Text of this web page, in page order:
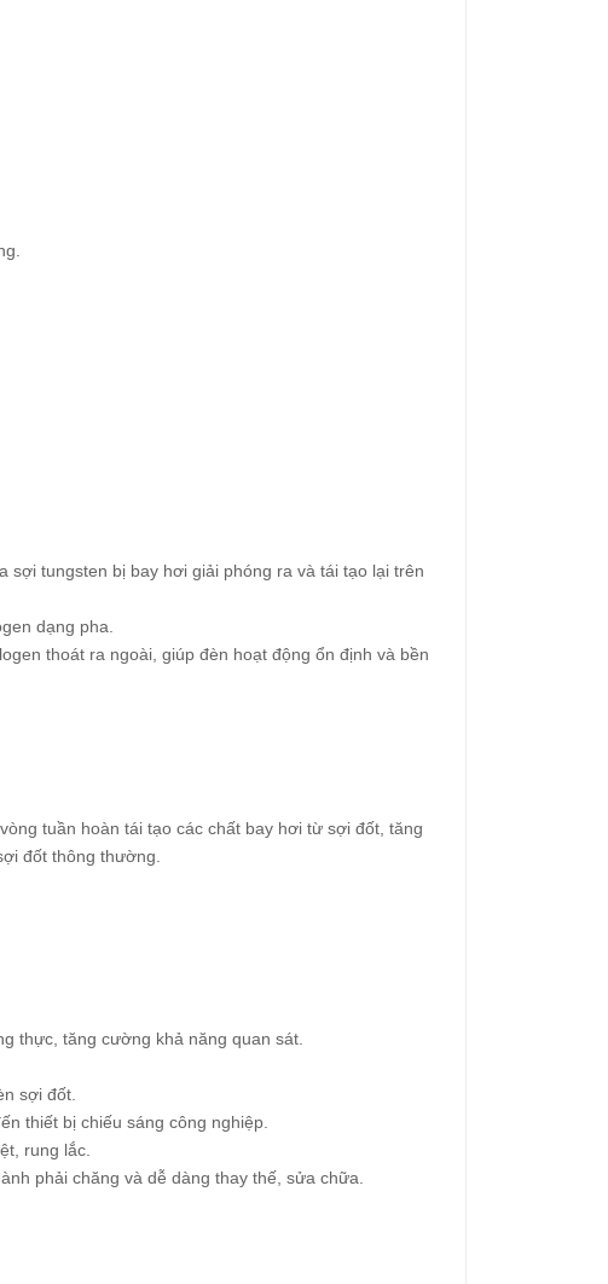
tungsten bị bay hơi giải phóng ra và tái tạo lại trên
dạng pha.
thoát ra ngoài, giúp đèn hoạt động ổn định và bền
tuần hoàn tái tạo các chất bay hơi từ sợi đốt, tăng
đốt thông thường.
thực, tăng cường khả năng quan sát.
sợi đốt.
thiết bị chiếu sáng công nghiệp.
rung lắc.
phải chăng và dễ dàng thay thế, sửa chữa.